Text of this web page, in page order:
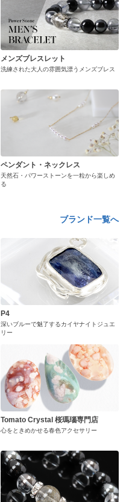
メンズブレスレット
洗練された大人の雰囲気漂うメンズブレス
ペンダント・ネックレス
天然石・パワーストーンを一粒から楽しめ
る
ブランド一覧へ
P4
深いブルーで魅了するカイヤナイトジュエ
リー
Tomato Crystal 桜瑪瑙専門店
心をときめかせる春色アクセサリー